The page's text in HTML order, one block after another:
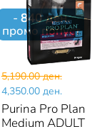
- 840ден.
промо попуст
5,190.00 ден.
4,350.00 ден.
Purina Pro Plan
Medium ADULT